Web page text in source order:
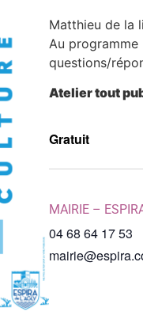
Matthieu de la
Au programme
questions/
Atelier tout
Gratuit
MAIRIE –
04 68 64 17 53